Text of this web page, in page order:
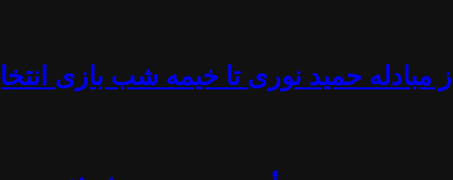
از مبادله حمید نوری تا خیمه شب بازی